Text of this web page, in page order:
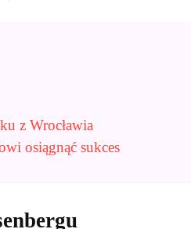
z Wrocławia
osiągnąć sukces